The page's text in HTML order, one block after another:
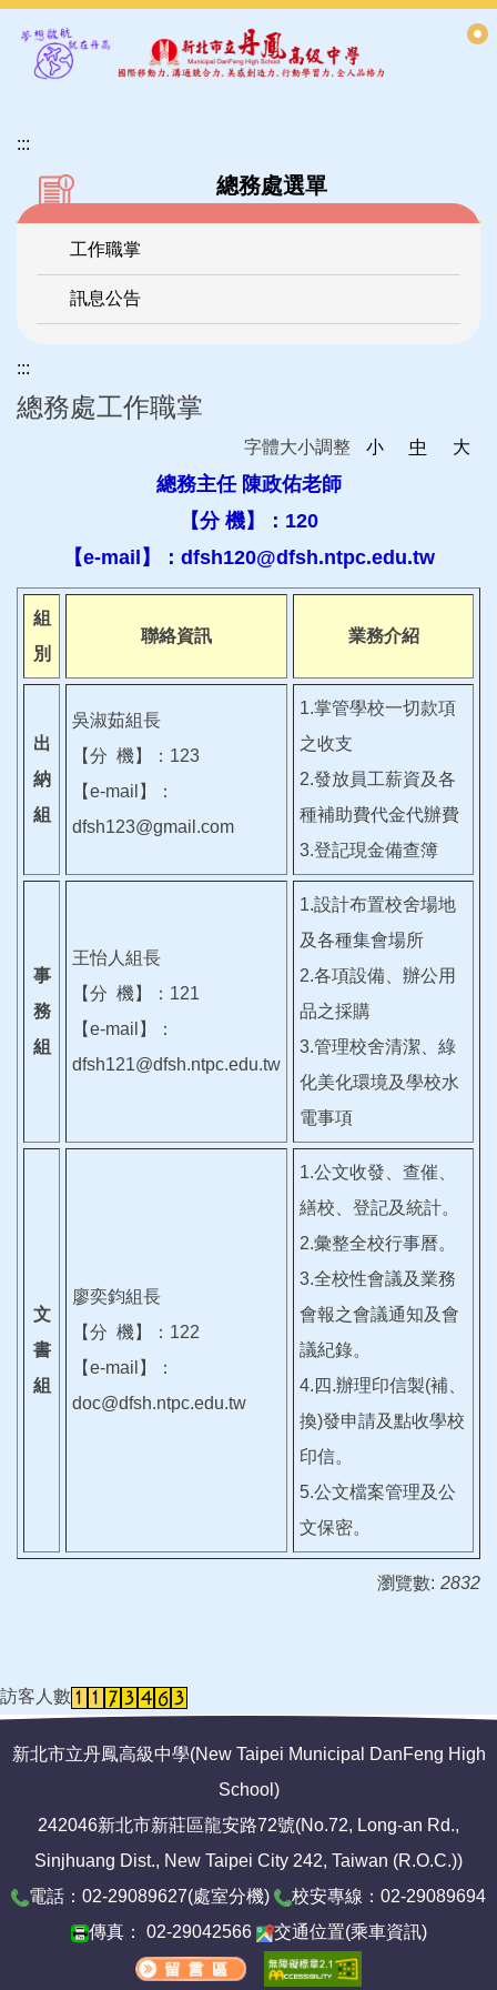
到
容
:::
總務處選單
工作職掌
訊息公告
:::
總務處工作職掌
字體大小調整 小 中 大
總務主任 陳政佑老師
【分 機】：120
【e-mail】：dfsh120@dfsh.ntpc.edu.tw
組
別
聯絡資訊 業務介紹
出
納
組
吳淑茹組長
【分 機】：123
【e-mail】：
dfsh123@gmail.com
1.掌管學校一切款項
之收支
2.發放員工薪資及各
種補助費代金代辦費
3.登記現金備查簿
事
務
組
王怡人組長
【分 機】：121
【e-mail】：
dfsh121@dfsh.ntpc.edu.tw
1.設計布置校舍場地
及各種集會場所
2.各項設備、辦公用
品之採購
3.管理校舍清潔、綠
化美化環境及學校水
電事項
文
書
組
廖奕鈞組長
【分 機】：122
【e-mail】：
doc@dfsh.ntpc.edu.tw
1.公文收發、查催、
繕校、登記及統計。
2.彙整全校行事曆。
3.全校性會議及業務
會報之會議通知及會
議紀錄。
4.四.辦理印信製(補、
換)發申請及點收學校
印信。
5.公文檔案管理及公
文保密。
瀏覽數: 2832
訪客人數
新北市立丹鳳高級中學(New Taipei Municipal DanFeng High
School)
242046新北市新莊區龍安路72號(No.72, Long-an Rd.,
Sinjhuang Dist., New Taipei City 242, Taiwan (R.O.C.))
電話：02-29089627(處室分機)
校安專線：02-29089694
傳真： 02-29042566
交通位置(乘車資訊)